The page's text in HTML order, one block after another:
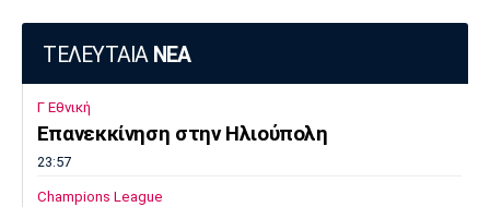
ΤΕΛΕΥΤΑΙΑ ΝΕΑ
Γ Εθνική
Επανεκκίνηση στην Ηλιούπολη
23:57
Champions League